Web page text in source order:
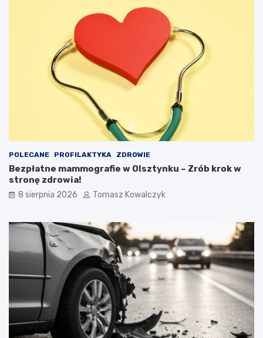
POLECANE PROFILAKTYKA ZDROWIE
Bezpłatne mammografie w Olsztynku – Zrób krok w
stronę zdrowia!
8 sierpnia 2026 Tomasz Kowalczyk